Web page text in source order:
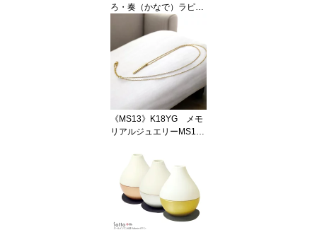
ろ・奏（かなで）ラピス
ブルー】モダンな現代蒔
絵と螺鈿を施したご自宅
用の美しいメモリアルボ
《MS13》K18YG メモ
リアルジュエリーMS13
ド 完全防水 セミオー
ダー遺骨ペンダント